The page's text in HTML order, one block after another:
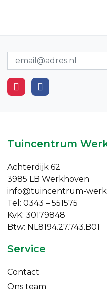
Nieuwsbrief
Tuincentrum
Achterdijk 62
3985 LB Werkhoven
info@tuincentrum-
Tel: 0343 – 551575
KvK: 30179848
Btw: NL8194.27.743.B01
Service
Contact
Ons team